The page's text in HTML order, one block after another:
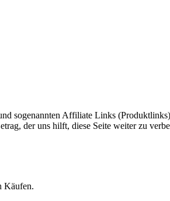
sogenannten Affiliate Links
der uns hilft, diese Seite weiter zu
Käufen.